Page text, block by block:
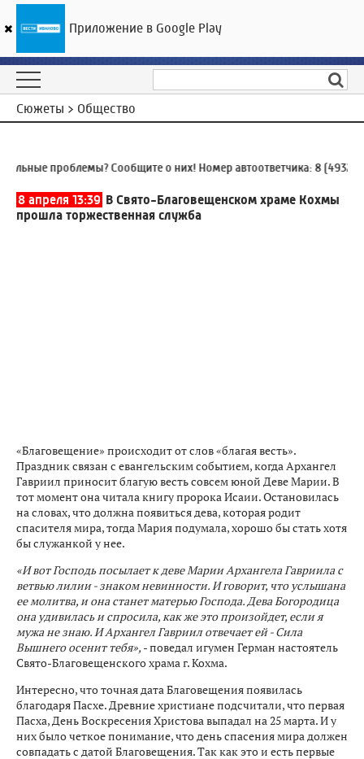
ГТРК «Ивтелерадио»
Сюжеты > Общество
проблемы? Сообщите о них! Номер автоответчика:8 (4932) 930-
8 апреля 13:39 В Свято-Благовещенском храме Кохмы
прошла торжественная служба
«Благовещение» происходит от слов «благая весть».
Праздник связан с евангельским событием, когда Архангел
Гавриил приносит благую весть совсем юной Деве Марии. В
тот момент она читала книгу пророка Исаии. Остановилась
на словах, что должна появиться дева, которая родит
спасителя мира, тогда Мария подумала, хорошо бы стать хотя
бы служанкой у нее.
«И вот Господь посылает к деве Марии Архангела Гавриила с
ветвью лилии - знаком невинности. И говорит, что услышана
ее молитва, и она станет матерью Господа. Дева Богородица
она удивилась и спросила, как же это произойдет, если я
мужа не знаю. И Архангел Гавриил отвечает ей - Сила
Вышнего осенит тебя», - поведал игумен Герман настоятель
Свято-Благовещенского храма г. Кохма.
Интересно, что точная дата Благовещения появилась
благодаря Пасхе. Древние христиане подсчитали, что первая
Пасха, День Воскресения Христова выпадал на 25 марта. И у
них было четкое понимание, что день спасения мира должен
совпадать с датой Благовещения. Так как это и есть первые
Приложение в Google Play